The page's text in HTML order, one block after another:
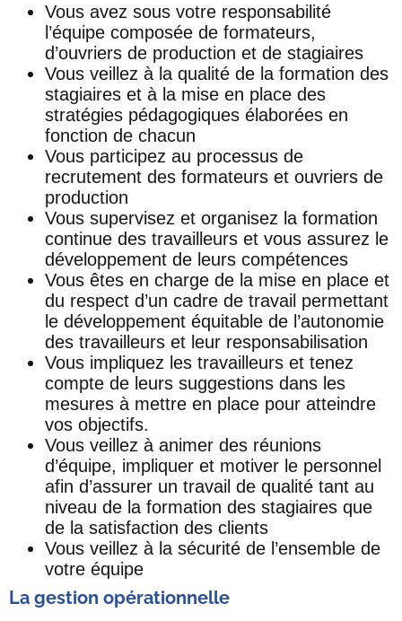
Vous avez sous votre responsabilité
l’équipe composée de formateurs,
d’ouvriers de production et de stagiaires
Vous veillez à la qualité de la formation des
stagiaires et à la mise en place des
stratégies pédagogiques élaborées en
fonction de chacun
Vous participez au processus de
recrutement des formateurs et ouvriers de
production
Vous supervisez et organisez la formation
continue des travailleurs et vous assurez le
développement de leurs compétences
Vous êtes en charge de la mise en place et
du respect d’un cadre de travail permettant
le développement équitable de l’autonomie
des travailleurs et leur responsabilisation
Vous impliquez les travailleurs et tenez
compte de leurs suggestions dans les
mesures à mettre en place pour atteindre
vos objectifs.
Vous veillez à animer des réunions
d’équipe, impliquer et motiver le personnel
afin d’assurer un travail de qualité tant au
niveau de la formation des stagiaires que
de la satisfaction des clients
Vous veillez à la sécurité de l’ensemble de
votre équipe
La gestion opérationnelle